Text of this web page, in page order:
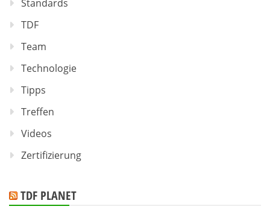
Standards
TDF
Team
Technologie
Tipps
Treffen
Videos
Zertifizierung
TDF PLANET